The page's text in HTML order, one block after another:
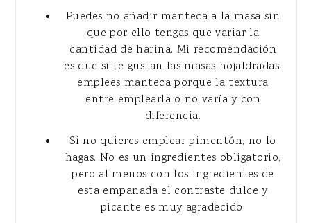
Puedes no añadir manteca a la masa sin
que por ello tengas que variar la
cantidad de harina. Mi recomendación
es que si te gustan las masas hojaldradas,
emplees manteca porque la textura
entre emplearla o no varía y con
diferencia.
Si no quieres emplear pimentón, no lo
hagas. No es un ingredientes obligatorio,
pero al menos con los ingredientes de
esta empanada el contraste dulce y
picante es muy agradecido.